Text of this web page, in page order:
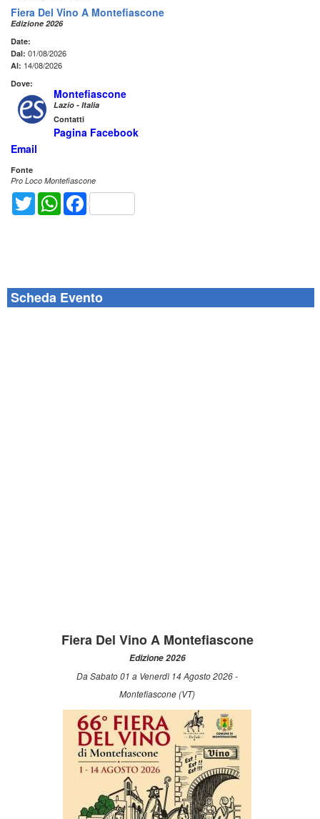
Fiera Del Vino A Montefiascone
Edizione 2026
Date:
Dal: 01/08/2026
Al: 14/08/2026
Dove:
Montefiascone
Lazio - Italia
Contatti
Pagina Facebook
Email
Fonte
Pro Loco Montefiascone
Twitter WhatsAppFacebook
Scheda Evento
Fiera Del Vino A Montefiascone
Edizione 2026
Da Sabato 01 a Venerdì 14 Agosto 2026 -
Montefiascone (VT)